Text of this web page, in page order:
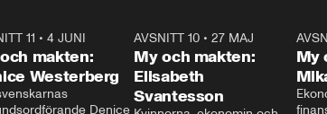
23:40
11 •4 JUNI
makten:
Westerberg
Denice
AVSNITT 10 •27 MAJ
My och makten:
Elisabeth
Svantesson
My